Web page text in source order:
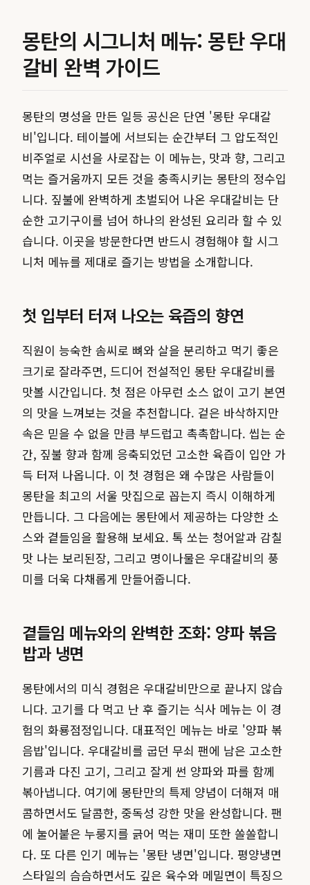
몽탄의 시그니처 메뉴: 몽탄 우대
갈비 완벽 가이드
몽탄의 명성을 만든 일등 공신은 단연 '몽탄 우대갈
비'입니다. 테이블에 서브되는 순간부터 그 압도적인
비주얼로 시선을 사로잡는 이 메뉴는, 맛과 향, 그리고
먹는 즐거움까지 모든 것을 충족시키는 몽탄의 정수입
니다. 짚불에 완벽하게 초벌되어 나온 우대갈비는 단
순한 고기구이를 넘어 하나의 완성된 요리라 할 수 있
습니다. 이곳을 방문한다면 반드시 경험해야 할 시그
니처 메뉴를 제대로 즐기는 방법을 소개합니다.
첫 입부터 터져 나오는 육즙의 향연
직원이 능숙한 솜씨로 뼈와 살을 분리하고 먹기 좋은
크기로 잘라주면, 드디어 전설적인 몽탄 우대갈비를
맛볼 시간입니다. 첫 점은 아무런 소스 없이 고기 본연
의 맛을 느껴보는 것을 추천합니다. 겉은 바삭하지만
속은 믿을 수 없을 만큼 부드럽고 촉촉합니다. 씹는 순
간, 짚불 향과 함께 응축되었던 고소한 육즙이 입안 가
득 터져 나옵니다. 이 첫 경험은 왜 수많은 사람들이
몽탄을 최고의 서울 맛집으로 꼽는지 즉시 이해하게
만듭니다. 그 다음에는 몽탄에서 제공하는 다양한 소
스와 곁들임을 활용해 보세요. 톡 쏘는 청어알과 감칠
맛 나는 보리된장, 그리고 명이나물은 우대갈비의 풍
미를 더욱 다채롭게 만들어줍니다.
곁들임 메뉴와의 완벽한 조화: 양파 볶음
밥과 냉면
몽탄에서의 미식 경험은 우대갈비만으로 끝나지 않습
니다. 고기를 다 먹고 난 후 즐기는 식사 메뉴는 이 경
험의 화룡점정입니다. 대표적인 메뉴는 바로 '양파 볶
음밥'입니다. 우대갈비를 굽던 무쇠 팬에 남은 고소한
기름과 다진 고기, 그리고 잘게 썬 양파와 파를 함께
볶아냅니다. 여기에 몽탄만의 특제 양념이 더해져 매
콤하면서도 달콤한, 중독성 강한 맛을 완성합니다. 팬
에 눌어붙은 누룽지를 긁어 먹는 재미 또한 쏠쏠합니
다. 또 다른 인기 메뉴는 '몽탄 냉면'입니다. 평양냉면
스타일의 슴슴하면서도 깊은 육수와 메밀면이 특징으